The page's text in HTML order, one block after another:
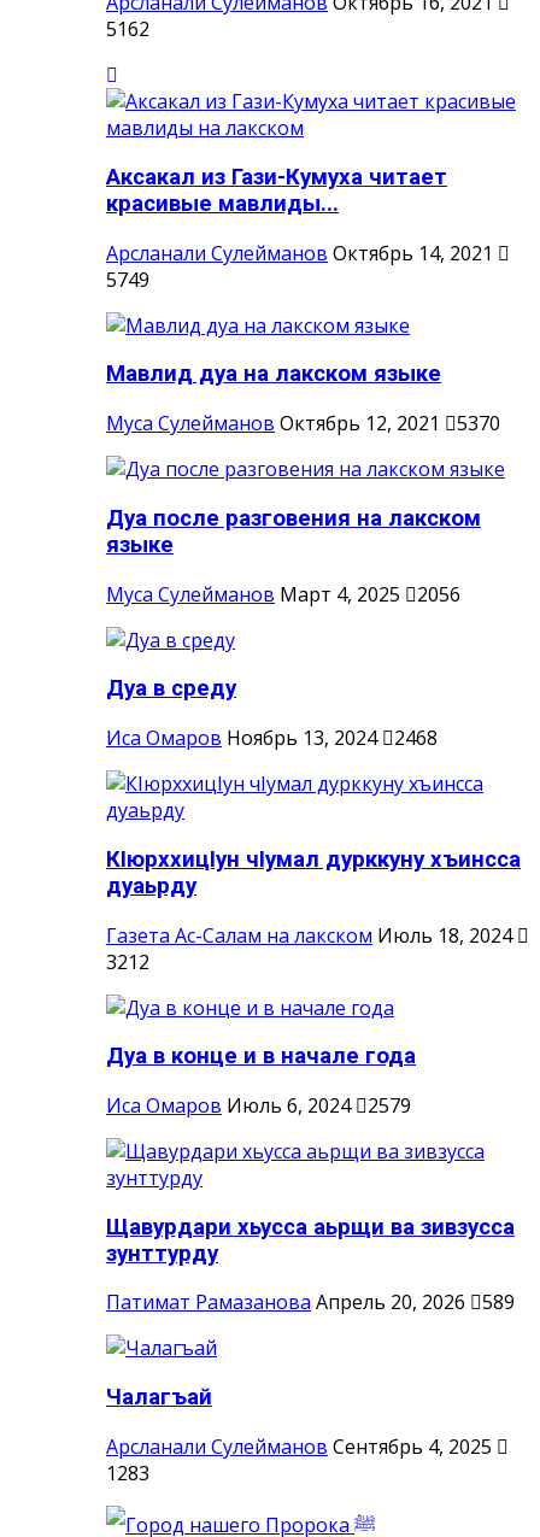
5162
Аксакал из Гази-Кумуха читает
красивые мавлиды...
Арсланали Сулейманов Октябрь 14, 2021
5749
Мавлид дуа на лакском языке
Муса Сулейманов Октябрь 12, 2021 5370
Дуа после разговения на лакском
языке
Муса Сулейманов Март 4, 2025 2056
Дуа в среду
Иса Омаров Ноябрь 13, 2024 2468
КIюрххицIун чIумал дурккуну хъинсса
дуаьрду
Газета Ас-Салам на лакском Июль 18, 2024
3212
Дуа в конце и в начале года
Иса Омаров Июль 6, 2024 2579
Щавурдари хьусса аьрщи ва зивзусса
зунттурду
Патимат Рамазанова Апрель 20, 2026 589
Чалагъай
Арсланали Сулейманов Сентябрь 4, 2025
1283